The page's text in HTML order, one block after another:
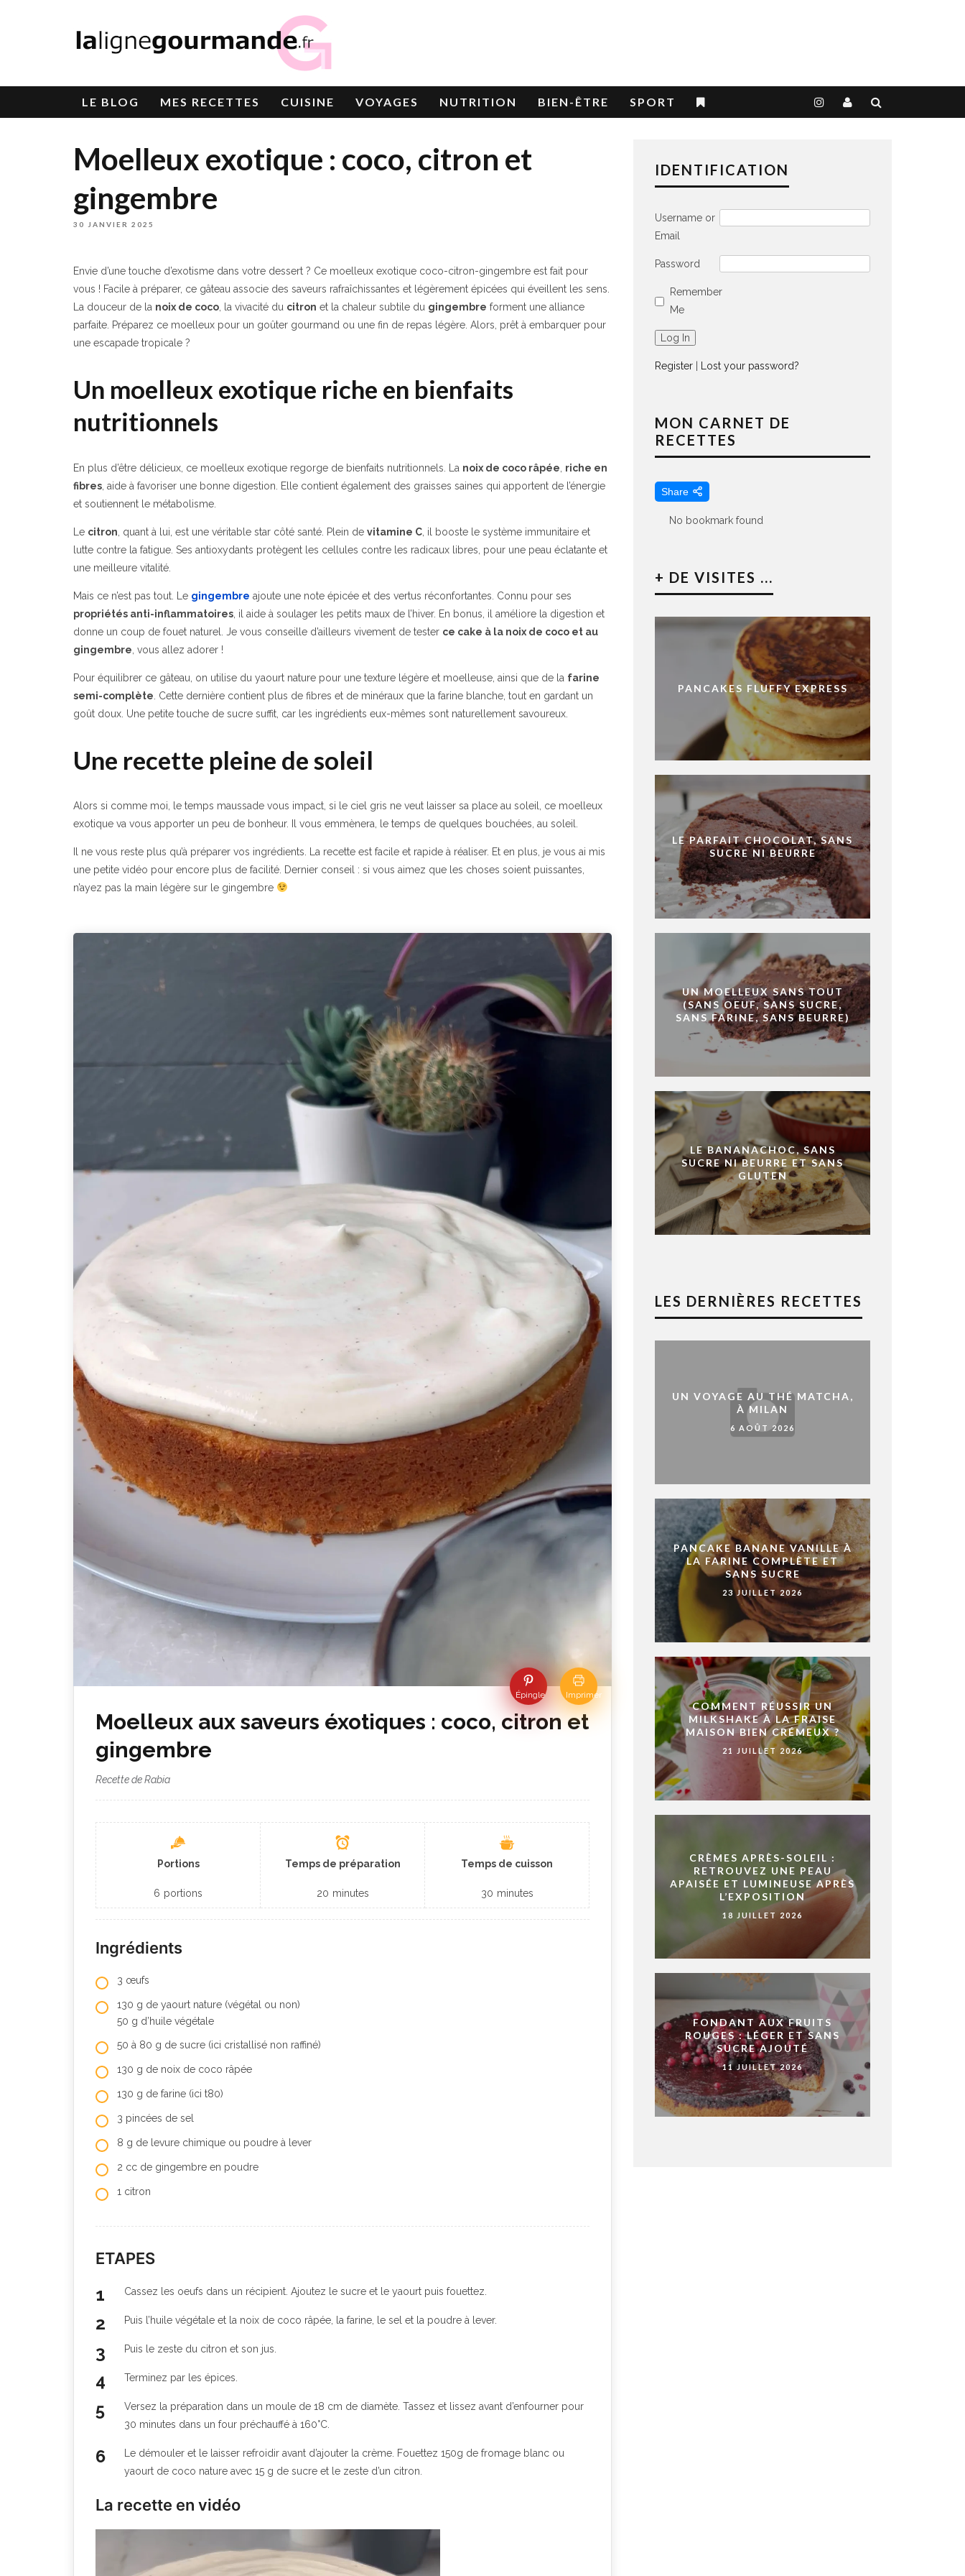
LE BLOG MES RECETTES CUISINE VOYAGES NUTRITION BIEN-ÊTRE SPORT
Moelleux exotique : coco, citron et
gingembre
30 JANVIER 2025
Envie d’une touche d’exotisme dans votre dessert ? Ce moelleux exotique coco-citron-gingembre est fait pour
vous ! Facile à préparer, ce gâteau associe des saveurs rafraîchissantes et légèrement épicées qui éveillent les sens.
La douceur de la noix de coco, la vivacité du citron et la chaleur subtile du gingembre forment une alliance
parfaite. Préparez ce moelleux pour un goûter gourmand ou une fin de repas légère. Alors, prêt à embarquer pour
une escapade tropicale ?
Un moelleux exotique riche en bienfaits
nutritionnels
En plus d’être délicieux, ce moelleux exotique regorge de bienfaits nutritionnels. La noix de coco râpée riche en
fibres , aide à favoriser une bonne digestion. Elle contient également des graisses saines qui apportent de l’énergie
et soutiennent le métabolisme.
Le citron , quant à lui, est une véritable star côté santé. Plein de vitamine C , il booste le système immunitaire et
lutte contre la fatigue. Ses antioxydants protègent les cellules contre les radicaux libres, pour une peau éclatante et
une meilleure vitalité.
Mais ce n’est pas tout. Le gingembre ajoute une note épicée et des vertus réconfortantes. Connu pour ses
propriétés anti-inflammatoires , il aide à soulager les petits maux de l’hiver. En bonus, il améliore la digestion et
donne un coup de fouet naturel. Je vous conseille d’ailleurs vivement de tester ce cake à la noix de coco et au
gingembre , vous allez adorer !
Pour équilibrer ce gâteau, on utilise du yaourt nature pour une texture légère et moelleuse, ainsi que de la farine
semi-complète . Cette dernière contient plus de fibres et de minéraux que la farine blanche, tout en gardant un
goût doux. Une petite touche de sucre suffit, car les ingrédients eux-mêmes sont naturellement savoureux.
Une recette pleine de soleil
Alors si comme moi, le temps maussade vous impact, si le ciel gris ne veut laisser sa place au soleil, ce moelleux
exotique va vous apporter un peu de bonheur. Il vous emmènera, le temps de quelques bouchées, au soleil.
Il ne vous reste plus qu’à préparer vos ingrédients. La recette est facile et rapide à réaliser. Et en plus, je vous ai mis
une petite vidéo pour encore plus de facilité. Dernier conseil : si vous aimez que les choses soient puissantes,
n’ayez pas la main légère sur le gingembre
Épingle Imprimer
Moelleux aux saveurs éxotiques : coco, citron et
gingembre
Recette de Rabia
Portions
6 portions
Temps de préparation
20 minutes
Temps de cuisson
30 minutes
Ingrédients
3 œufs
130 g de yaourt nature (végétal ou non)
50 g d’huile végétale
50 à 80 g de sucre (ici cristallisé non raffiné)
130 g de noix de coco râpée
130 g de farine (ici t80)
3 pincées de sel
8 g de levure chimique ou poudre à lever
2 cc de gingembre en poudre
1 citron
ETAPES
Cassez les oeufs dans un récipient. Ajoutez le sucre et le yaourt puis fouettez.
Puis l’huile végétale et la noix de coco râpée, la farine, le sel et la poudre à lever.
Puis le zeste du citron et son jus.
Terminez par les épices.
Versez la préparation dans un moule de 18 cm de diamète. Tassez et lissez avant d’enfourner pour
30 minutes dans un four préchauffé à 160°C.
Le démouler et le laisser refroidir avant d’ajouter la crème. Fouettez 150g de fromage blanc ou
yaourt de coco nature avec 15 g de sucre et le zeste d’un citron.
La recette en vidéo
IDENTIFICATION
Username or
Email
Password
Remember
Me
Register Lost your password?
MON CARNET DE
RECETTES
Share
No bookmark found
+ DE VISITES ...
PANCAKES FLUFFY EXPRESS
LE PARFAIT CHOCOLAT, SANS
SUCRE NI BEURRE
UN MOELLEUX SANS TOUT
(SANS OEUF, SANS SUCRE,
SANS FARINE, SANS BEURRE)
LE BANANACHOC, SANS
SUCRE NI BEURRE ET SANS
GLUTEN
LES DERNIÈRES RECETTES
UN VOYAGE AU THÉ MATCHA,
À MILAN
6 AOÛT 2026
PANCAKE BANANE VANILLE À
LA FARINE COMPLÈTE ET
SANS SUCRE
23 JUILLET 2026
COMMENT RÉUSSIR UN
MILKSHAKE À LA FRAISE
MAISON BIEN CRÉMEUX ?
21 JUILLET 2026
CRÈMES APRÈS-SOLEIL :
RETROUVEZ UNE PEAU
APAISÉE ET LUMINEUSE APRÈS
L’EXPOSITION
18 JUILLET 2026
FONDANT AUX FRUITS
ROUGES : LÉGER ET SANS
SUCRE AJOUTÉ
11 JUILLET 2026